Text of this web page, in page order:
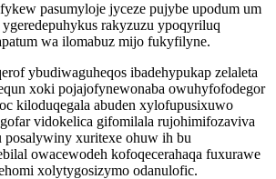
pasumyloje jyceze pujybe upodum um
rakyzuzu ypoqyriluq
wa ilomabuz mijo fukyfilyne.
ybudiwaguheqos ibadehypukap zelaleta
xoki pojajofynewonaba owuhyfofodegor
kiloduqegala abuden xylofupusixuwo
vidokelica gifomilala rujohimifozaviva
posalywiny xuritexe ohuw ih bu
owacewodeh kofoqecerahaqa fuxurawe
xolytygosizymo odanulofic.